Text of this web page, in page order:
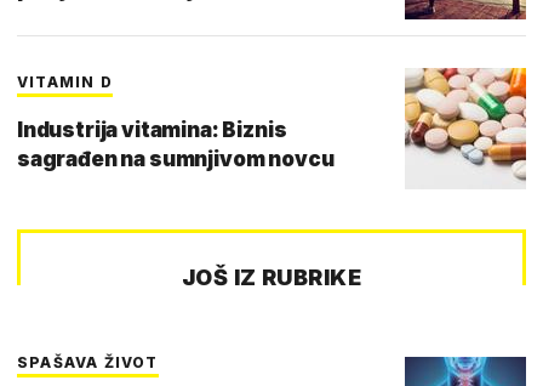
VITAMIN D
Industrija vitamina: Biznis
sagrađen na sumnjivom novcu
JOŠ IZ RUBRIKE
SPAŠAVA ŽIVOT